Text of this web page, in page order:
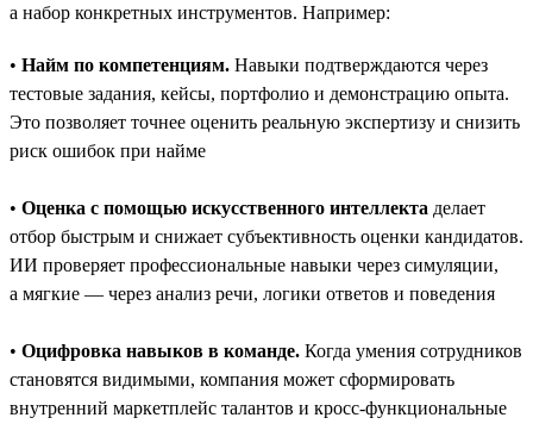
а набор конкретных инструментов. Например:
• Найм по компетенциям. Навыки подтверждаются через
тестовые задания, кейсы, портфолио и демонстрацию опыта.
Это позволяет точнее оценить реальную экспертизу и снизить
риск ошибок при найме
• Оценка с помощью искусственного интеллекта делает
отбор быстрым и снижает субъективность оценки кандидатов.
ИИ проверяет профессиональные навыки через симуляции,
а мягкие — через анализ речи, логики ответов и поведения
• Оцифровка навыков в команде. Когда умения сотрудников
становятся видимыми, компания может сформировать
внутренний маркетплейс талантов и кросс-функциональные